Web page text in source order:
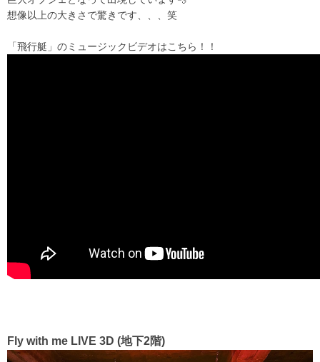
想像以上の大きさで驚きです、、、笑
「飛行艇」のミュージックビデオはこちら！！
Fly with me LIVE 3D (地下2階)